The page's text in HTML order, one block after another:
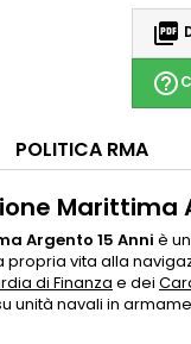

help_outline
POLITICA RMA
Marittima
Argento 15 Anni è
vita alla
di Finanza e dei
unità navali in